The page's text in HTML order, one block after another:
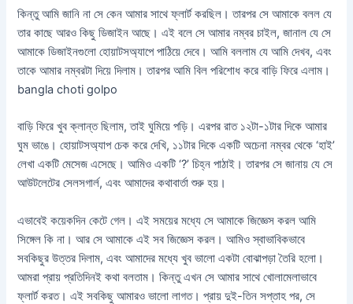
কিন্তু আমি জানি না সে কেন আমার সাথে ফ্লার্ট করছিল। তারপর সে আমাকে বলল যে
তার কাছে আরও কিছু ডিজাইন আছে। এই বলে সে আমার নম্বর চাইল, জানাল যে সে
আমাকে ডিজাইনগুলো হোয়াটসঅ্যাপে পাঠিয়ে দেবে। আমি বললাম যে আমি দেখব, এবং
তাকে আমার নম্বরটা দিয়ে দিলাম। তারপর আমি বিল পরিশোধ করে বাড়ি ফিরে এলাম।
bangla choti golpo
বাড়ি ফিরে খুব ক্লান্ত ছিলাম, তাই ঘুমিয়ে পড়ি। এরপর রাত ১২টা-১টার দিকে আমার
ঘুম ভাঙে। হোয়াটসঅ্যাপ চেক করে দেখি, ১১টার দিকে একটি অচেনা নম্বর থেকে ‘হাই’
লেখা একটি মেসেজ এসেছে। আমিও একটি ‘?’ চিহ্ন পাঠাই। তারপর সে জানায় যে সে
আউটলেটের সেলসগার্ল, এবং আমাদের কথাবার্তা শুরু হয়।
এভাবেই কয়েকদিন কেটে গেল। এই সময়ের মধ্যে সে আমাকে জিজ্ঞেস করল আমি
সিঙ্গেল কি না। আর সে আমাকে এই সব জিজ্ঞেস করল। আমিও স্বাভাবিকভাবে
সবকিছুর উত্তর দিলাম, এবং আমাদের মধ্যে খুব ভালো একটা বোঝাপড়া তৈরি হলো।
আমরা প্রায় প্রতিদিনই কথা বলতাম। কিন্তু এখন সে আমার সাথে খোলামেলাভাবে
ফ্লার্ট করত। এই সবকিছু আমারও ভালো লাগত। প্রায় দুই-তিন সপ্তাহ পর, সে